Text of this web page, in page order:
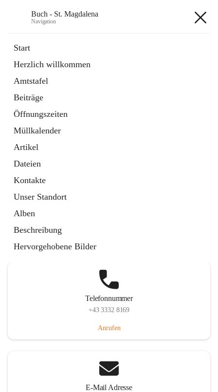
Buch - St. Magdalena
Navigation
Start
Herzlich willkommen
Amtstafel
Beiträge
Öffnungszeiten
Müllkalender
Artikel
Dateien
Kontakte
Unser Standort
Alben
Beschreibung
Hervorgehobene Bilder
11 Schnellzugriffe
Bürgerservice
10 Schnellzugriffe
Telefonnummer
+43 3332 8169
Anrufen
E-Mail Adresse